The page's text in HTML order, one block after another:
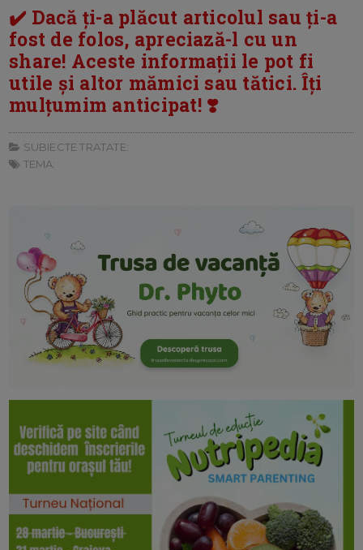
✔️ Dacă ți-a plăcut articolul sau ți-a
fost de folos, apreciază-l cu un
share! Aceste informații le pot fi
utile și altor mămici sau tătici. Îți
mulțumim anticipat! ❣️
SUBIECTE TRATATE:
TEMA: